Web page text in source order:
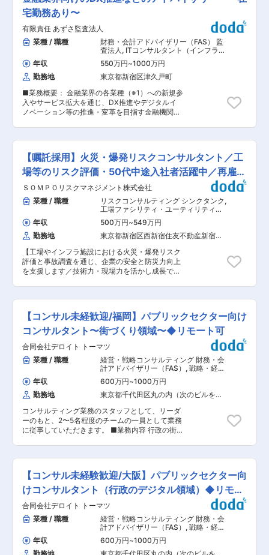
員のサポートのもと案件に参画。OJTに加え、未
経験者向けのコンサル業界・デリバリー研修を役
職問わず実施します。立ち上がりまで伴走し、
1on1を通じて成長・キャリアも継続的に支援しま
す。 ■キャリアパス ・入社後はコンサル業界や
デリバリ関連の個別研修を役職問わず実施し早期
成果を支援します ・IT・ビジネス両面でのコンサ
ルティング経験を積み、スペシャリスト／ジェネ
ラリストいずれのキャリア形成も可能。社内ベン
チャー制度を活用し、新規事業への挑戦もできま
す。 ■働き方 コンサル経験の長い幹部層が多
く、長期就業できる会社を作りたいという思いか
土日祝休み ・所定労働7.5H、残業全社平均25時
間程度 ・コーヒーメーカーや、炭酸飲料などフリ
など社内交流も活発です。 ・一部在宅可能案件あ
り 変更の範囲：会社の定める業務
引の分析・対応 ◇フィルタリング・モニタリング
運用の補助 ◇金融犯罪被害防止に関する対応
【中期的】 ◇金融犯罪対策の高度化に向けた企
画・立案 ◇リスク評価書・有効性検証の高度化
◇態勢高度化・運用改善の検討 ◇当局対応 ◇行
内研修 ■当行について： 東北を中心とした地域
経済を活性化させるために、法人や個人のお客様
の課題解決に取り組みます。事業成長のための融
資、金融商品提案、ビジネスマッチングなど、提
供できるソリューションの幅はさまざま。お客様
からの満足度や信頼度をより一層高め、地域の活
性化を図ります。 ■当行のあゆみ： 七十七銀行
は、宮城県のリーディングバンクとして、1878年
年）に経営の基本理念として制定し、現在も行動
の規範として役職員に浸透している「行是」で
は、「自己の利益と公共の利益との調和をはかり
ながら、地域社会に貢献する」旨を謳っていま
す。また、そのなかでも「奉仕の精神の高揚」を
第一に掲げて、地域社会の繁栄のために奉仕する
お客さまのニーズに最適なソリューションでお応
えする「未来を切り拓くリーディングカンパニ
ー」を目指しています。その実現のために 1．顧
客満足度トップクラス戦略 2．生産性倍増戦略
3．地域成長戦略 4．企業文化改革戦略 を掲げて
います。顧客満足度トップクラス戦略としてはコ
らではのサービスの提供により、競合他社を寄せ
付けない圧倒的なカスタマー・エクスペリエンス
事務プロセスの改善、非対面取引の拡充を実施
し、顧客・地域の期待に応え続けられる筋肉質な
企業グループへ進んでいきます。 変更の範囲：会
社の定める業務
宅勤務あり〜
有限責任 あずさ監査法人
業種 / 職種
財務・会計アドバイザリー（FAS） 監
査法人 , ITコンサルタント（インフラ）
リスクコンサルタント
年収 550万円~1000万円
勤務地
東京都新宿区津久戸町
■業務概要： 金融業界の各業種（※1）への新規参
入やサービス拡大を通じ、DX推進やデジタルイ
ノベーション等の推進・変革を目指す金融機関・
勢（内部管理態勢、システムリスク管理態勢、
AML/CFT態勢等）の整備・高度化支援 - DX・イ
ノベーション推進に係る調査・助言（行政機関の
入札案件含む） ※1：銀行、金商業、保険業、貸
金業、暗号資産交換業、資金移動業、金融サービ
ス仲介業、電子決済等代行業等 ■金融アドバイザ
リー事業部について 様々な業界の中でも特に金融
機関の財務・会計領域は高度化・複雑化してお
り、これら部門やCFOに対してコンサルテーショ
ンを提供します。事業部には約200名程度が所属
しており、複数のチーム（サービスライン）に分
かれてサービス提供を行っています。 ■あずさア
ドバイザリー部門の特徴 ・クライアントへの向き
合い方：監査法人としていかなる時も「公正・中
立」な立場を堅持し、資本市場のインフラの一部
としての役割を担っています。短期的な成果や自
キャリア：特定の領域の専門性をもってコンサル
タントとして活躍したい方はもちろん、まずは将
来のキャリアの選択肢を広げるために専門性を高
めたい方、独立を目指す方等、様々なバックグラ
ウンド・キャリア目標を持った方が働いていま
す。それぞれに合った目標・働き方で安心して働
けるよう、キャリア相談やアサイン等も丁寧に進
めています。 ■研修 従来からコンサルタントと
して経験がない方も多く異動・採用で受け入れて
おりますので、安心して入所いただくことができ
ます。OJTはもちろん、プロフェッショナル人材
の育成をミッションとした「PDC」という組織の
もとソフトスキル・ハードスキル・専門スキル等
行っております。 ■働き方 現状は週１〜２日程
度のリモートワークを実施しています（変動の場
にも取り組んでおり、女性管理職比率の向上や育
産休からの復職のサポート、時短勤務等にも積極
的に取り組んでいます。 変更の範囲：全ての業務
への配置転換あり
【嘱託採用】火災・爆発リスクコンサルタント／工
場等のリスク評価・50代中途入社者活躍中／再雇用
制度有
ＳＯＭＰＯリスクマネジメント株式会社
業種 / 職種
リスクコンサルティング シンクタンク ,
工場ファシリティ・ユーティリティ
（電気・空調衛生） リスクコンサルタ
ント
年収 500万円~549万円
勤務地
東京都新宿区西新宿住友不動産新宿オ
【工場やインフラ施設における火災・爆発リスク
評価と事故調査を通じ、企業の安全と防災力向上
を支援します／技術力・現場力を活かし成長でき
ホテル・病院・学校等の施設を対象に、火災・爆
発リスクの評価、現地調査、リスク低減策の提
案、事故原因調査および再発防止策のレポート作
成等のコンサルティング業務を担います。保険設
計や引受判断に関わるエンジニアリングサポート
も行います。 ■業務詳細 ・お客様施設を訪問
し、防火管理上の課題抽出やリスクの洗い出し、
改善提案を行います。 ・防災設備や運用状況、規
則の順守状況を確認し、詳細なレポートを作成し
ます。 ・損害保険ジャパンの保険引受審査に用い
るリスク評価やPML（予想最大損害額）算出も担
当。 ・保険事故発生時は、原因調査・再発防止策
の提案、損害鑑定レポートの作成を行います。 ・
事故情報や新技術を活用し、事故防止コンサルテ
ィングの提供・新サービスの開発にも携われま
す。 ■扱うサービス 事故情報活用型のリスク評
ニアリング部プロパティグループ（約10名／20
代〜60代、全員中途入社） ■業務の魅力 現場経
験や技術力を活かし、社会インフラや産業の安
全・防災に貢献。専門性を高められます。 ■教育
体制 社内研修、OJT、資格取得支援制度あり。未
経験領域も段階的に習得可能です。 ■就業環境
フレックス・在宅勤務・36協定順守／月2〜4件
程度の出張あり／転勤基本なし ■想定されるキャ
リアパス 防災・リスクコンサルのエキスパート、
【コンサル未経歓迎/福岡】パブリックセクター向け
コンサルタント〜街づくり領域〜◆リモート可
合同会社デロイト トーマツ
業種 / 職種
経営・戦略コンサルティング 財務・会
計アドバイザリー（FAS） , 戦略・経営
コンサルタント リスクコンサルタント
年収 600万円~1000万円
勤務地
東京都千代田区丸の内（次のビルを除
コンサルティング業務のスタッフとして、リーダ
ーのもと、2〜5名程度のチームの一員として業務
に従事していただきます。 ■業務内容 行政の街
間企業等）における公共政策を担当いただきま
す。 地元企業や地方自治体、地域住民、アカデミ
アなど多様なステークホルダーのハブ役としてプ
ロジェクトを進めます。具体的には、議論の取り
まとめや必要あ資料や事例のリサーチ、資料作成
などです。 ■サービス概要 ・パブリックセクタ
ーにおける公共政策（地方創生及び都市政策、地
域産業振興等）に関連するアドバイザリーサービ
ス ・会計士と協力した事業・資金調達スキームの
検討、団体の経営改善アドバイザリーサービス ■
【コンサル未経験歓迎/大阪】パブリックセクター向
けコンサルタント（行政のデジタル領域）◆リモー
ト可
合同会社デロイト トーマツ
業種 / 職種
経営・戦略コンサルティング 財務・会
計アドバイザリー（FAS） , 戦略・経営
コンサルタント リスクコンサルタント
年収 600万円~1000万円